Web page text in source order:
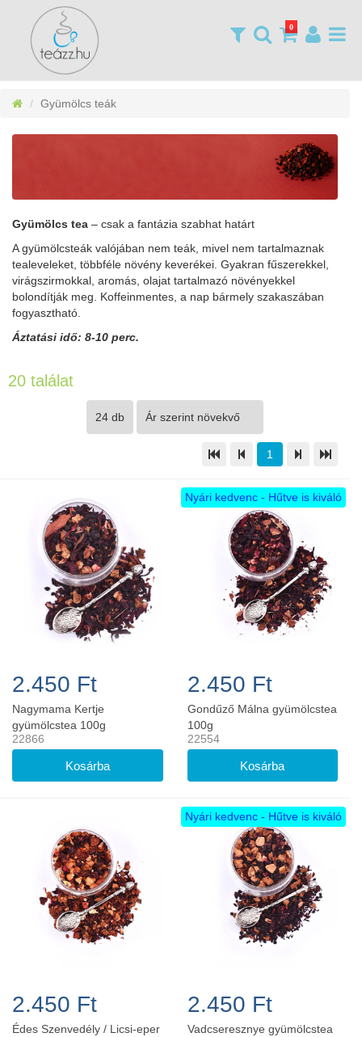
0
Gyümölcs teák
Gyümölcs tea – csak a fantázia szabhat határt
A gyümölcsteák valójában nem teák, mivel nem tartalmaznak
tealeveleket, többféle növény keverékei. Gyakran fűszerekkel,
virágszirmokkal, aromás, olajat tartalmazó növényekkel
bolondítják meg. Koffeinmentes, a nap bármely szakaszában
fogyasztható.
Áztatási idő: 8-10 perc.
20 találat
1
2.450 Ft
Nagymama Kertje
gyümölcstea 100g
22866
Nyári kedvenc - Hűtve is kiváló
2.450 Ft
Gondűző Málna gyümölcstea
100g
22554
2.450 Ft
Édes Szenvedély / Licsi-eper
Nyári kedvenc - Hűtve is kiváló
2.450 Ft
Vadcseresznye gyümölcstea